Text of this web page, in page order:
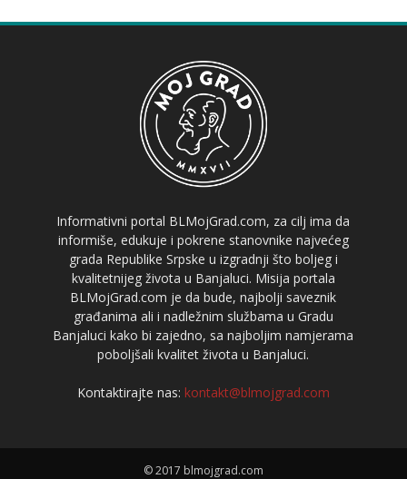
Informativni portal BLMojGrad.com, za cilj ima da
informiše, edukuje i pokrene stanovnike najvećeg
grada Republike Srpske u izgradnji što boljeg i
kvalitetnijeg života u Banjaluci. Misija portala
BLMojGrad.com je da bude, najbolji saveznik
građanima ali i nadležnim službama u Gradu
Banjaluci kako bi zajedno, sa najboljim namjerama
poboljšali kvalitet života u Banjaluci.
Kontaktirajte nas: kontakt@blmojgrad.com
© 2017 blmojgrad.com